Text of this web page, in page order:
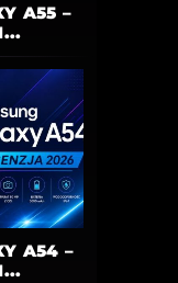
A55 –
A54 –